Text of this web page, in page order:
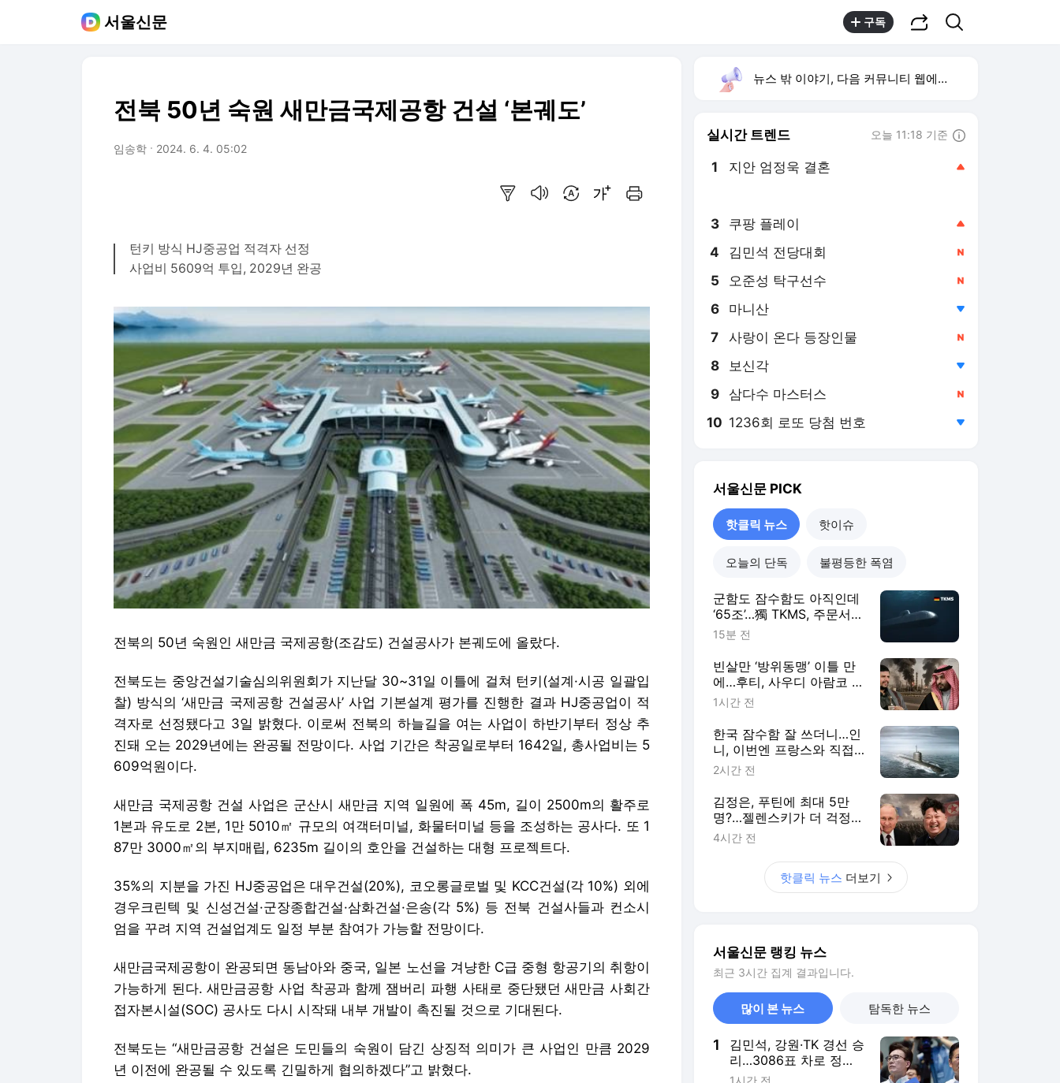
서울신문 구독
전북 50년 숙원 새만금국제공항 건설 ‘본궤도’
임송학 2024. 6. 4. 05:02
턴키 방식 HJ중공업 적격자 선정
사업비 5609억 투입, 2029년 완공
전북의 50년 숙원인 새만금 국제공항(조감도) 건설공사가 본궤도에 올랐다.
전북도는 중앙건설기술심의위원회가 지난달 30~31일 이틀에 걸쳐 턴키(설계·시공 일괄입
찰) 방식의 ‘새만금 국제공항 건설공사’ 사업 기본설계 평가를 진행한 결과 HJ중공업이 적
격자로 선정됐다고 3일 밝혔다. 이로써 전북의 하늘길을 여는 사업이 하반기부터 정상 추
진돼 오는 2029년에는 완공될 전망이다. 사업 기간은 착공일로부터 1642일, 총사업비는 5
609억원이다.
새만금 국제공항 건설 사업은 군산시 새만금 지역 일원에 폭 45m, 길이 2500m의 활주로
1본과 유도로 2본, 1만 5010㎡ 규모의 여객터미널, 화물터미널 등을 조성하는 공사다. 또 1
87만 3000㎡의 부지매립, 6235m 길이의 호안을 건설하는 대형 프로젝트다.
35%의 지분을 가진 HJ중공업은 대우건설(20%), 코오롱글로벌 및 KCC건설(각 10%) 외에
경우크린텍 및 신성건설·군장종합건설·삼화건설·은송(각 5%) 등 전북 건설사들과 컨소시
엄을 꾸려 지역 건설업계도 일정 부분 참여가 가능할 전망이다.
새만금국제공항이 완공되면 동남아와 중국, 일본 노선을 겨냥한 C급 중형 항공기의 취항이
가능하게 된다. 새만금공항 사업 착공과 함께 잼버리 파행 사태로 중단됐던 새만금 사회간
접자본시설(SOC) 공사도 다시 시작돼 내부 개발이 촉진될 것으로 기대된다.
전북도는 “새만금공항 건설은 도민들의 숙원이 담긴 상징적 의미가 큰 사업인 만큼 2029
년 이전에 완공될 수 있도록 긴밀하게 협의하겠다”고 밝혔다.
뉴스 밖 이야기, 다음 커뮤니티 웹에서 보기
실시간 트렌드 오늘 11:18 기준
1 지안 엄정욱 결혼
3 쿠팡 플레이
4 김민석 전당대회
5 오준성 탁구선수
6 마니산
7 사랑이 온다 등장인물
8 보신각
9 삼다수 마스터스
10 1236회 로또 당첨 번호
서울신문 PICK
핫클릭 뉴스 핫이슈
오늘의 단독 불평등한 폭염
군함도 잠수함도 아직인데
‘65조’…獨 TKMS, 주문서가
산처럼 쌓였다 [밀리터리
15분 전
빈살만 ‘방위동맹’ 이틀 만
에…후티, 사우디 아람코 정
유시설 노렸다 [밀리터리
1시간 전
한국 잠수함 잘 쓰더니…인
니, 이번엔 프랑스와 직접
만든다 [밀리터리+]
2시간 전
김정은, 푸틴에 최대 5만
명?…젤렌스키가 더 걱정한
건 따로 있다 [밀리터리+]
4시간 전
핫클릭 뉴스 더보기
서울신문 랭킹 뉴스
최근 3시간 집계 결과입니다.
많이 본 뉴스 탐독한 뉴스
1
김민석, 강원·TK 경선 승
리…3086표 차로 정청
래 누르고 누적 1위
1시간 전